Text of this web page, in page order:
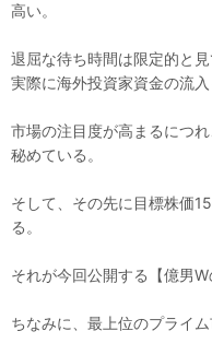
高い。
退屈な待ち時間は限定的と
実際に海外投資家資金の流入
市場の注目度が高まるにつ
秘めている。
そして、その先に目標株価
る。
それが今回公開する【億男
ちなみに、最上位のプライム